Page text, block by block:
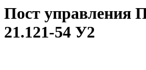
Пост управления
21.121-54 У2